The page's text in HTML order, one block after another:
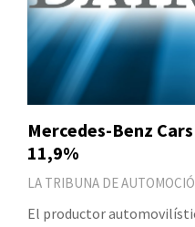
Mercedes-Benz
11,9%
LA TRIBUNA DE
El productor